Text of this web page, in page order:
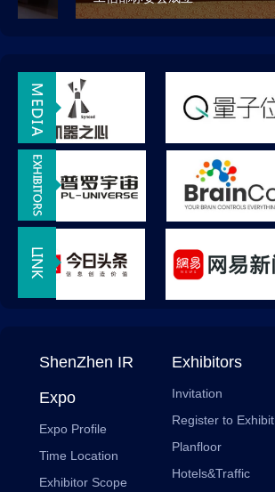
ShenZhen IR
Expo
Expo Profile
Time Location
Exhibitor Scope
Exhibitors
Invitation
Register to Exhibit
Planfloor
Hotels&Traffic